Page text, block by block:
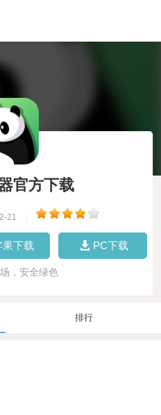
官方下载
21
果下载 PC下载
，安全绿色
排行